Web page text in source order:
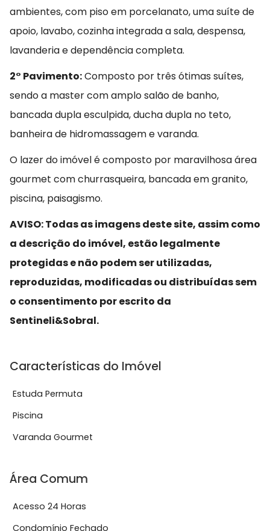
ambientes, com piso em porcelanato, uma suíte de
apoio, lavabo, cozinha integrada a sala, despensa,
lavanderia e dependência completa.
2° Pavimento:Composto por três ótimas suítes,
sendo a master com amplo salão de banho,
bancada dupla esculpida, ducha dupla no teto,
banheira de hidromassagem e varanda.
O lazer do imóvel é composto por maravilhosa área
gourmet com churrasqueira, bancada em granito,
piscina, paisagismo.
AVISO: Todas as imagens deste site, assim como
a descrição do imóvel, estão legalmente
protegidas e não podem ser utilizadas,
reproduzidas, modificadas ou distribuídas sem
o consentimento por escrito da
Sentineli&Sobral.
Características do Imóvel
Estuda Permuta
Piscina
Varanda Gourmet
Área Comum
Acesso 24 Horas
Condomínio Fechado